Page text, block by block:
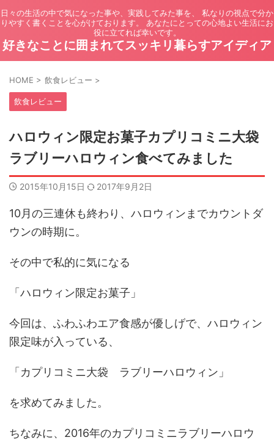
日々の生活の中で気になった事や、実践してみた事を、 私なりの視点で分か
りやすく書くことを心がけております。 あなたにとっての心地よい生活にお
役に立てれば幸いです。
好きなことに囲まれてスッキリ暮らすアイディア
HOME > 飲食レビュー >
飲食レビュー
ハロウィン限定お菓子カプリコミニ大袋
ラブリーハロウィン食べてみました
2015年10月15日 2017年9月2日
10月の三連休も終わり、ハロウィンまでカウントダ
ウンの時期に。
その中で私的に気になる
「ハロウィン限定お菓子」
今回は、ふわふわエア食感が優しげで、ハロウィン
限定味が入っている、
「カプリコミニ大袋 ラブリーハロウィン」
を求めてみました。
ちなみに、2016年のカプリコミニラブリーハロウ